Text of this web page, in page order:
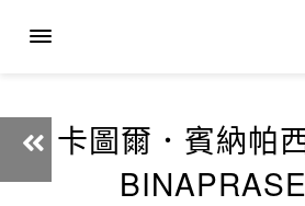
卡圖爾．賓納帕